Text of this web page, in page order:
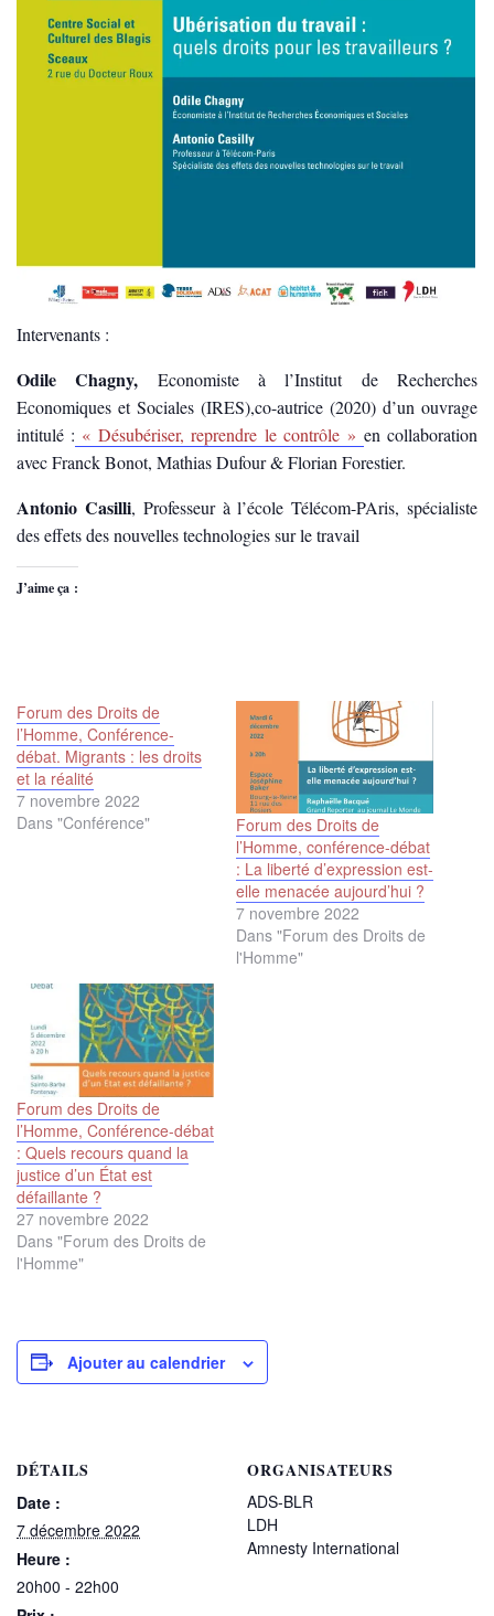
Intervenants :
Odile Chagny, Economiste à l’Institut de Recherches
Economiques et Sociales (IRES),co-autrice (2020) d’un ouvrage
intitulé : « Désubériser, reprendre le contrôle » en collaboration
avec Franck Bonot, Mathias Dufour & Florian Forestier.
Antonio Casilli, Professeur à l’école Télécom-PAris, spécialiste
des effets des nouvelles technologies sur le travail
J’aime ça :
Forum des Droits de
l’Homme, Conférence-
débat. Migrants : les droits
et la réalité
7 novembre 2022
Dans "Conférence"
Forum des Droits de
l’Homme, conférence-débat
: La liberté d’expression est-
elle menacée aujourd’hui ?
7 novembre 2022
Dans "Forum des Droits de
l'Homme"
Forum des Droits de
l’Homme, Conférence-débat
: Quels recours quand la
justice d’un État est
défaillante ?
27 novembre 2022
Dans "Forum des Droits de
l'Homme"
Ajouter au calendrier
DÉTAILS
Date :
7 décembre 2022
Heure :
20h00 - 22h00
ORGANISATEURS
ADS-BLR
LDH
Amnesty International